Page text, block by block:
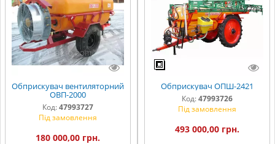
Обприскувач вентиляторний
ОВП-2000
Код:47993727
Під замовлення
180 000,00 грн.
Обприскувач ОПШ-2421
Код:47993726
Під замовлення
493 000,00 грн.